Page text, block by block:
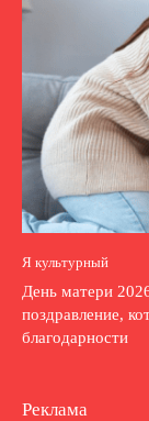
Я культурный
День матери
поздравление,
благодарности
Реклама